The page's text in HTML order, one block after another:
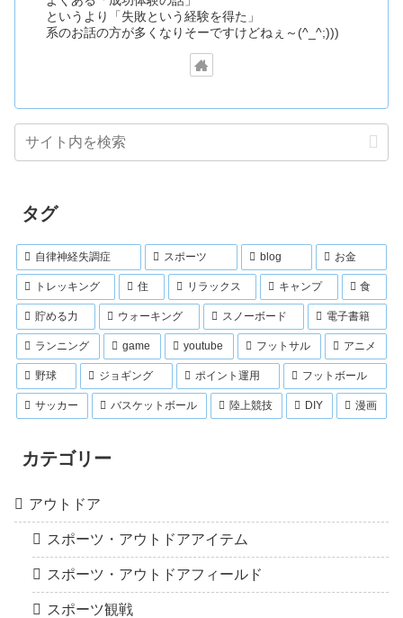
というより「失敗という経験を得た」
系のお話の方が多くなりそーですけどねぇ～(^_^;)))
タグ
自律神経失調症 スポーツ blog お金
トレッキング 住 リラックス キャンプ 食
貯める力 ウォーキング スノーボード 電子書籍
ランニング game youtube フットサル アニメ
野球 ジョギング ポイント運用 フットボール
サッカー バスケットボール 陸上競技 DIY 漫画
カテゴリー
アウトドア
スポーツ・アウトドアアイテム
スポーツ・アウトドアフィールド
スポーツ観戦